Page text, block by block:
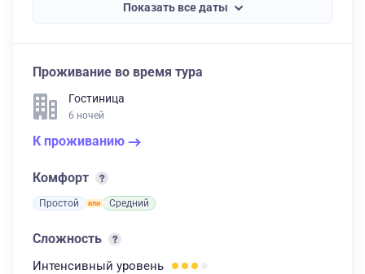
Показать все даты
Проживание во время тура
Гостиница
6 ночей
К проживанию
Комфорт
Простой Средний
Сложность
Интенсивный уровень